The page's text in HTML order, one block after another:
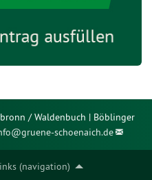
(navigation)
/ Waldenbuch | Böblinger
gruene-schoenaich.de